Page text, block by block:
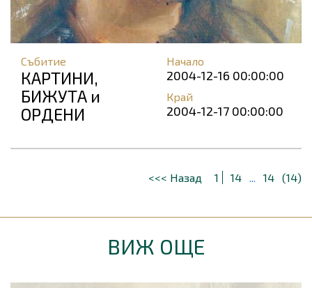
Събитие
КАРТИНИ,
БИЖУТА и
ОРДЕНИ
Начало
2004-12-16 00:00:00
Край
2004-12-17 00:00:00
<<< Назад 1 14 ... 14 (14)
ВИЖ ОЩЕ